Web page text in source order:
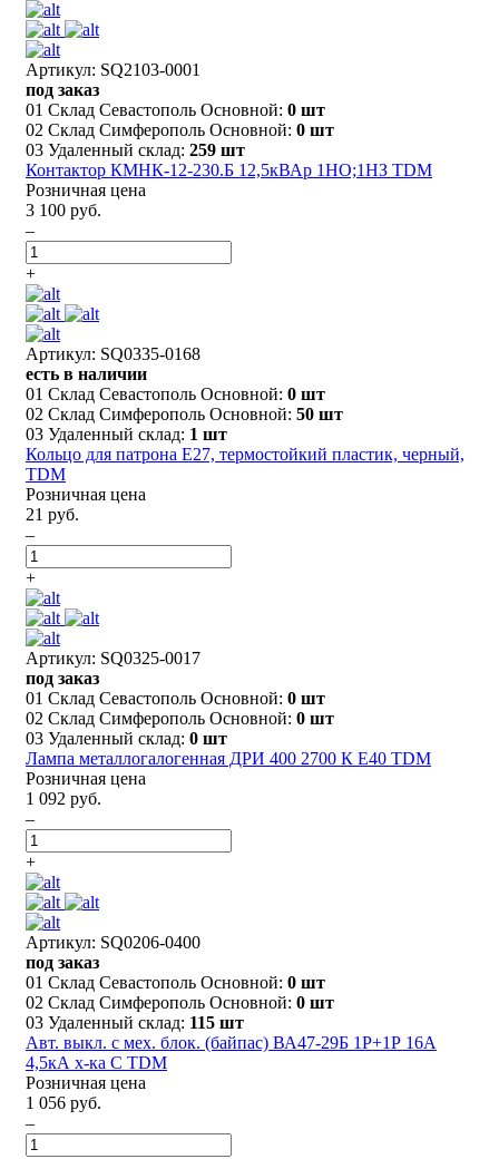
Артикул: SQ2103-0001
под заказ
01 Склад Севастополь Основной: 0 шт
02 Склад Симферополь Основной: 0 шт
03 Удаленный склад: 259 шт
Контактор КМНК-12-230.Б 12,5кВАр 1НО;1НЗ TDM
Розничная цена
3 100 руб.
–
+
Артикул: SQ0335-0168
есть в наличии
01 Склад Севастополь Основной: 0 шт
02 Склад Симферополь Основной: 50 шт
03 Удаленный склад: 1 шт
Кольцо для патрона Е27, термостойкий пластик, черный,
TDM
Розничная цена
21 руб.
–
+
Артикул: SQ0325-0017
под заказ
01 Склад Севастополь Основной: 0 шт
02 Склад Симферополь Основной: 0 шт
03 Удаленный склад: 0 шт
Лампа металлогалогенная ДРИ 400 2700 К Е40 TDM
Розничная цена
1 092 руб.
–
+
Артикул: SQ0206-0400
под заказ
01 Склад Севастополь Основной: 0 шт
02 Склад Симферополь Основной: 0 шт
03 Удаленный склад: 115 шт
Авт. выкл. с мех. блок. (байпас) ВА47-29Б 1Р+1Р 16А
4,5кА х-ка C TDM
Розничная цена
1 056 руб.
–